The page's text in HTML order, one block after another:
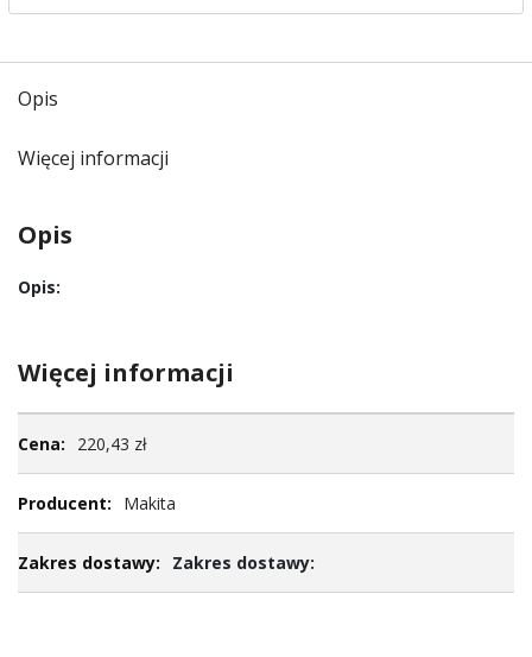
Opis
Więcej informacji
Opis
Opis:
Więcej informacji
informacji220,43 zł
Makita
Zakres dostawy: